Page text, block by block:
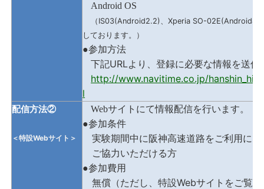
Android OS
（IS03(Android2.2)、Xperia SO-
しております。）
●参加方法
下記URLより、登録に必要な情報を送信
http://www.navitime.co.jp/
l
配信方法②
＜特設Webサイト＞
Webサイトにて情報配信を行います。
●参加条件
実験期間中に阪神高速道路をご利用に
ご協力いただける方
●参加費用
無償（ただし、特設Webサイトをご覧